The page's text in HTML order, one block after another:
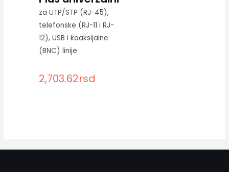
za UTP/STP (RJ-45),
telefonske (RJ-11 i RJ-
12), USB i koaksijalne
(BNC) linije
2,703.62rsd